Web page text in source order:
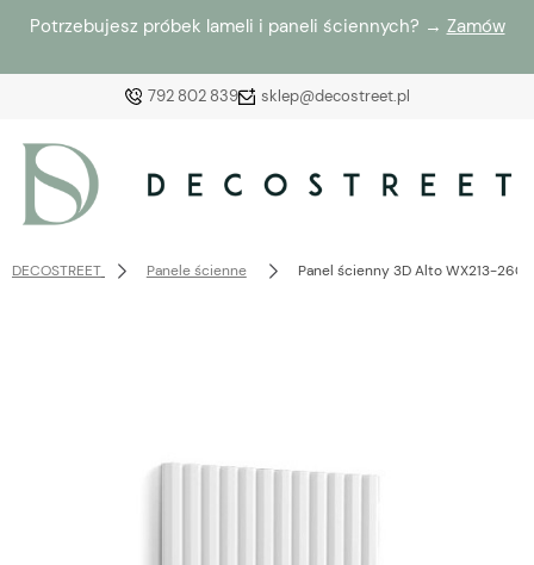
Potrzebujesz próbek lameli i paneli ściennych? → Zamów
792 802 839 sklep@decostreet.pl
Załóż konto
DECOSTREET Panele ścienne Panel ścienny 3D Alto WX213-